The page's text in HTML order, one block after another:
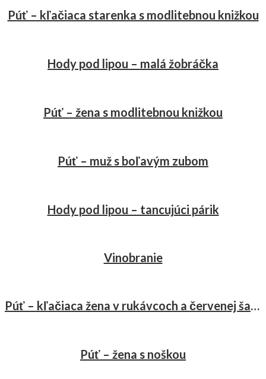
Púť – kľačiaca starenka s modlitebnou knižkou
Hody pod lipou – malá žobráčka
Púť – žena s modlitebnou knižkou
Púť – muž s boľavým zubom
Hody pod lipou – tancujúci párik
Vinobranie
Púť – kľačiaca žena v rukávcoch a červenej šatke
Púť – žena s noškou